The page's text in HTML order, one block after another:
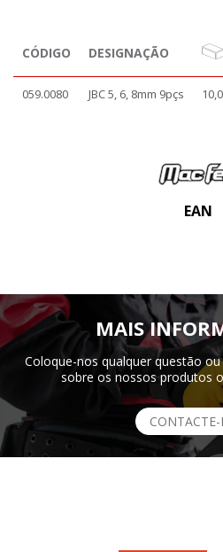
CÓDIGO DESIGNAÇÃO
059.0080 JBC 5, 6, 8mm 9pçs
EAN
MAIS
Coloque-nos qualquer questão
sobre os nossos produtos